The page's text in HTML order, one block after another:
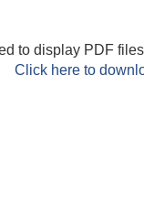
to display PDF
Click here to